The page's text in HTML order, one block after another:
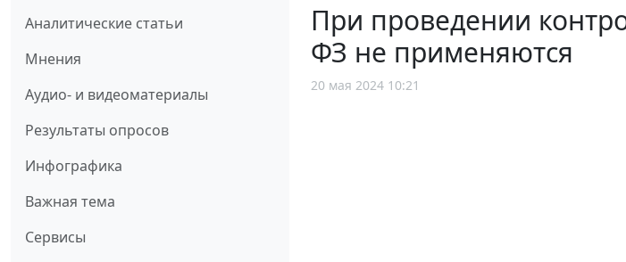
Аналитические статьи
Мнения
Аудио- и видеоматериалы
Результаты опросов
Инфографика
Важная тема
Сервисы
При проведении
ФЗ не применяются
20 мая 2024 10:21